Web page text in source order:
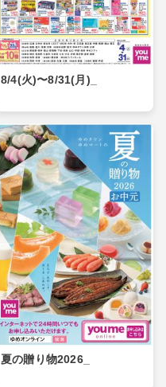
8/4(火)〜8/31(月)_
夏の贈り物2026_